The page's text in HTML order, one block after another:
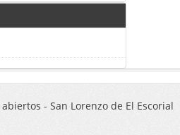
- San Lorenzo de El Escorial